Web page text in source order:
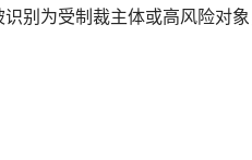
别为受制裁主体或高风险对